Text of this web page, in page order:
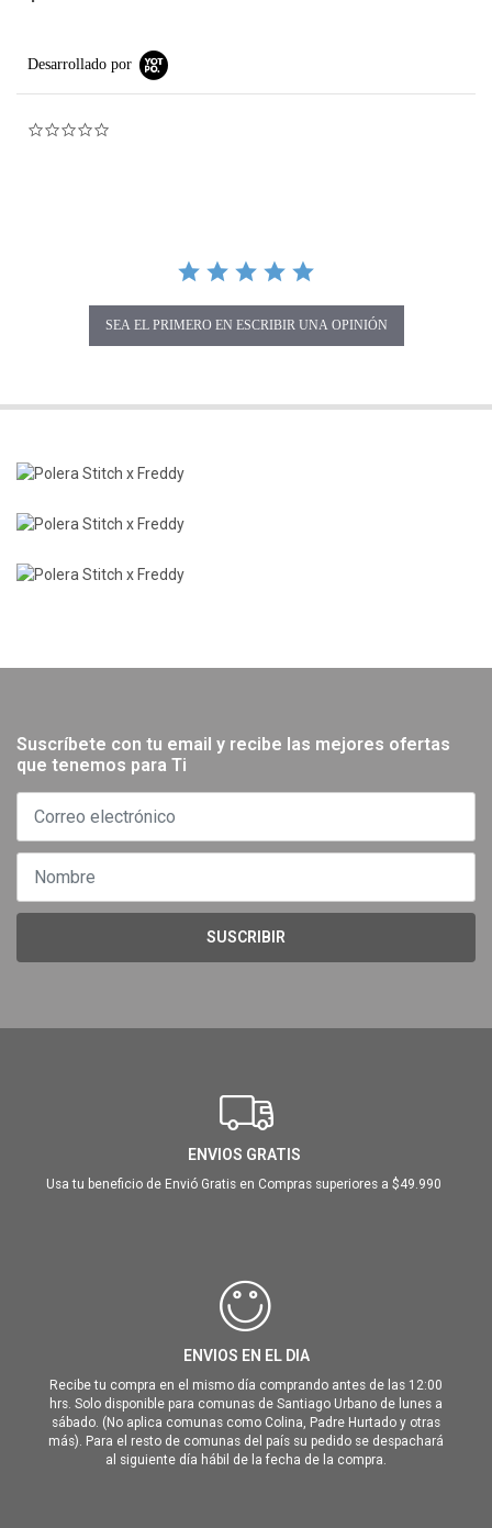
Desarrollado por
SEA EL PRIMERO EN ESCRIBIR UNA OPINIÓN
Suscríbete con tu email y recibe las mejores ofertas
que tenemos para Ti
SUSCRIBIR
ENVIOS GRATIS
Usa tu beneficio de Envió Gratis en Compras superiores a $49.990
ENVIOS EN EL DIA
Recibe tu compra en el mismo día comprando antes de las 12:00
hrs. Solo disponible para comunas de Santiago Urbano de lunes a
sábado. (No aplica comunas como Colina, Padre Hurtado y otras
más). Para el resto de comunas del país su pedido se despachará
al siguiente día hábil de la fecha de la compra.